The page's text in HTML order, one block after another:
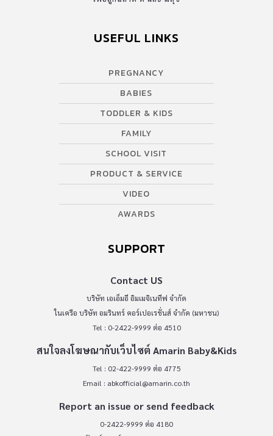
USEFUL LINKS
PREGNANCY
BABIES
TODDLER & KIDS
FAMILY
SCHOOL VISIT
PRODUCT & SERVICE
VIDEO
AWARDS
SUPPORT
Contact US
บริษัท เอเอ็มอี อิมเมจิเนทีฟ จำกัด
ในเครือ บริษัท อมรินทร์ คอร์เปอเรชั่นส์ จำกัด (มหาชน)
Tel : 0-2422-9999 ต่อ 4510
สนใจลงโฆษณากับเว็บไซต์ Amarin Baby&Kids
Tel : 02-422-9999 ต่อ 4775
Email : abkofficial@amarin.co.th
Report an issue or send feedback
0-2422-9999 ต่อ 4180